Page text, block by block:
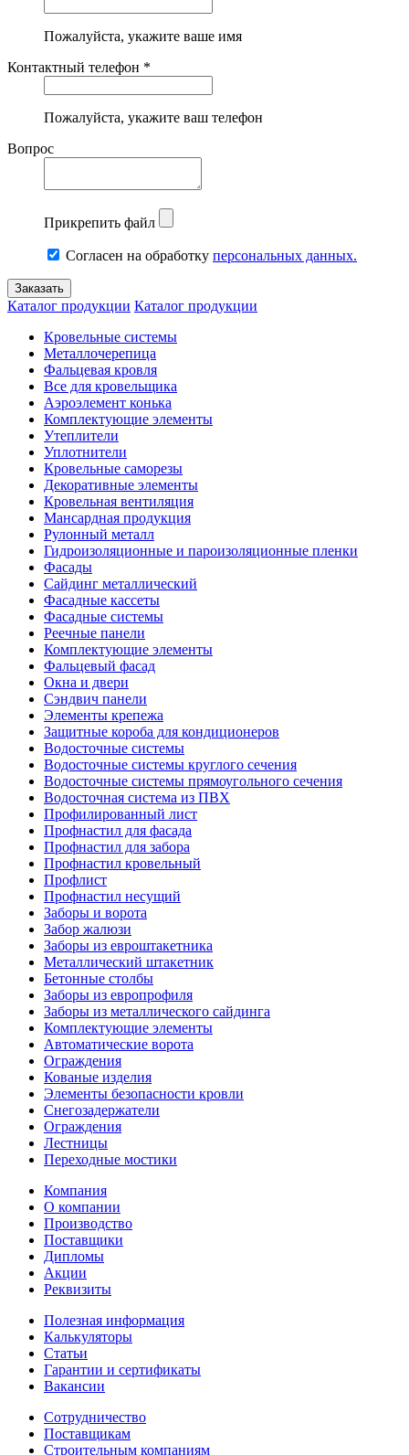
Пожалуйста, укажите ваше имя
Контактный телефон *
Пожалуйста, укажите ваш телефон
Вопрос
Прикрепить файл
Согласен на обработку персональных данных.
Каталог продукции Каталог продукции
Кровельные системы
Металлочерепица
Фальцевая кровля
Все для кровельщика
Аэроэлемент конька
Комплектующие элементы
Утеплители
Уплотнители
Кровельные саморезы
Декоративные элементы
Кровельная вентиляция
Мансардная продукция
Рулонный металл
Гидроизоляционные и пароизоляционные пленки
Фасады
Сайдинг металлический
Фасадные кассеты
Фасадные системы
Реечные панели
Комплектующие элементы
Фальцевый фасад
Окна и двери
Сэндвич панели
Элементы крепежа
Защитные короба для кондиционеров
Водосточные системы
Водосточные системы круглого сечения
Водосточные системы прямоугольного сечения
Водосточная система из ПВХ
Профилированный лист
Профнастил для фасада
Профнастил для забора
Профнастил кровельный
Профлист
Профнастил несущий
Заборы и ворота
Забор жалюзи
Заборы из евроштакетника
Металлический штакетник
Бетонные столбы
Заборы из европрофиля
Заборы из металлического сайдинга
Комплектующие элементы
Автоматические ворота
Ограждения
Кованые изделия
Элементы безопасности кровли
Снегозадержатели
Ограждения
Лестницы
Переходные мостики
Компания
О компании
Производство
Поставщики
Дипломы
Акции
Реквизиты
Полезная информация
Калькуляторы
Статьи
Гарантии и сертификаты
Вакансии
Сотрудничество
Поставщикам
Строительным компаниям